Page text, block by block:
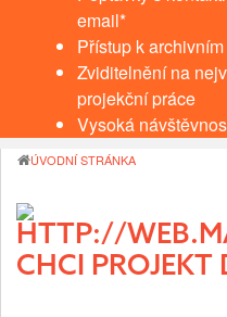
email*
Přístup k
Zviditelnění na
projekční práce
Vysoká
ÚVODNÍ STRÁNKA
CHCI PROJEKT